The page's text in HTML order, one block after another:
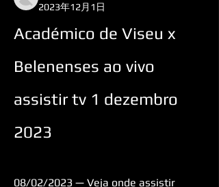
2023年12月1日
Académico de Viseu x
Belenenses ao vivo
assistir tv 1 dezembro
2023
08/02/2023 — Veja onde assistir